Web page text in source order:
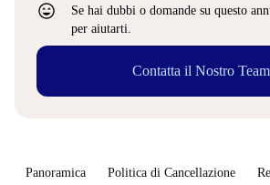
sentiment_very_satisfied
Se hai dubbi o domande su questo
per aiutarti.
Contatta il Nostro Team
Panoramica Politica di Cancellazione